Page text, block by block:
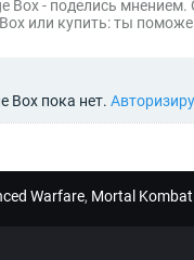
Box - поделись
или купить: ты
Box пока нет.
Warfare, Mortal